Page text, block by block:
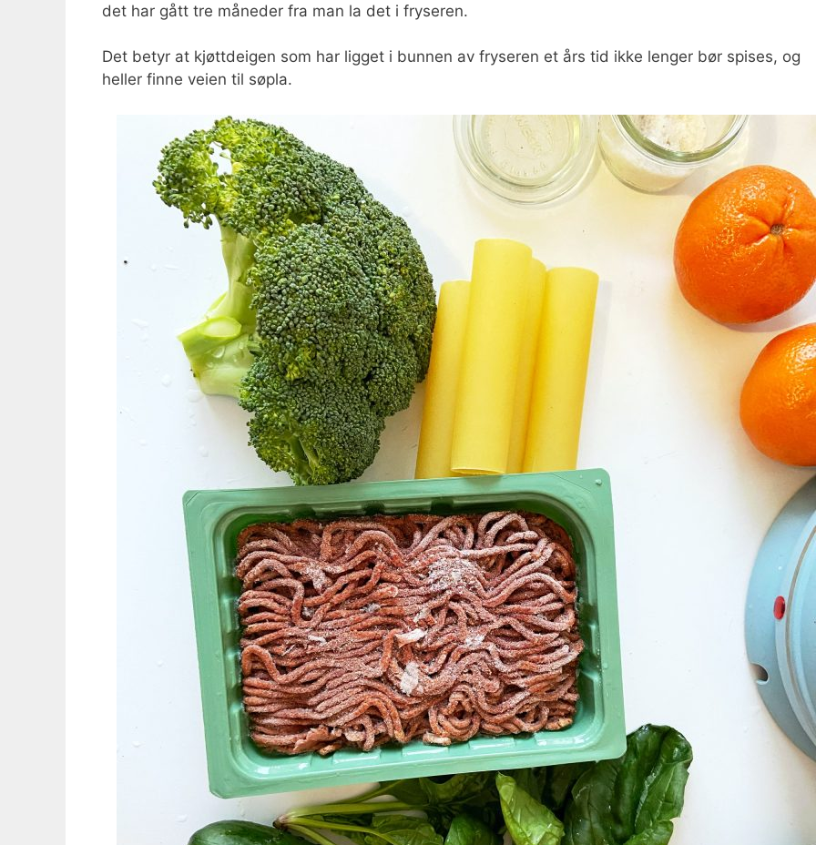
det har gått tre måneder fra man la det i fryseren.
Det betyr at kjøttdeigen som har ligget i bunnen av fryseren et års tid ikke lenger bør spises, og
heller finne veien til søpla.